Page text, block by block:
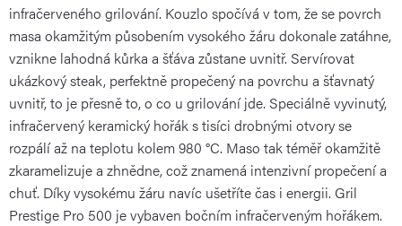
infračerveného grilování. Kouzlo spočívá v tom, že se povrch
masa okamžitým působením vysokého žáru dokonale zatáhne,
vznikne lahodná kůrka a šťáva zůstane uvnitř. Servírovat
ukázkový steak, perfektně propečený na povrchu a šťavnatý
uvnitř, to je přesně to, o co u grilování jde. Speciálně vyvinutý,
infračervený keramický hořák s tisíci drobnými otvory se
rozpálí až na teplotu kolem 980 °C. Maso tak téměř okamžitě
zkaramelizuje a zhnědne, což znamená intenzivní propečení a
chuť. Díky vysokému žáru navíc ušetříte čas i energii. Gril
Prestige Pro 500 je vybaven bočním infračerveným hořákem.